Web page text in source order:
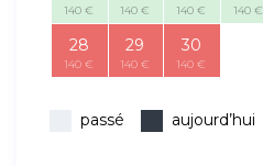
140 € 140 € 140 € 140 €
28
140 €
29
140 €
30
140 €
passé aujourd’hui